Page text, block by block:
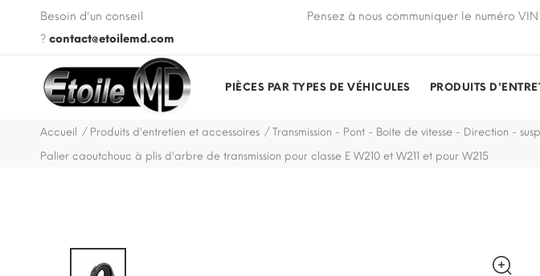
Besoin d'un conseil
? contact@etoilemd.com
VIN de votre véhicule lors de votre commande. Pensez à nous communiquer le numéro
PIÈCES PAR TYPES DE VÉHICULES PRODUITS
Accueil Produits d'entretien et accessoires
Transmission - Pont - Boite de vitesse - Direction -
Palier caoutchouc à plis d'arbre de transmission pour classe E W210 et W211 et pour W215